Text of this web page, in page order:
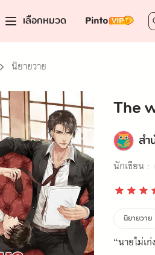
เลือกหมวด
นิยายวาย
The
ส
นักเขียน :
นิยายวาย
“นายไม่เ